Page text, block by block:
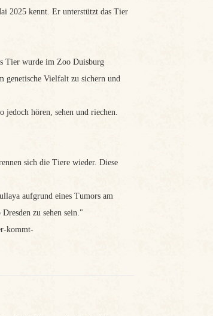
2025 kennt. Er unterstützt das Tier
Tier wurde im Zoo Duisburg
genetische Vielfalt zu sichern und
hören, sehen und riechen.
sich die Tiere wieder. Diese
aufgrund eines Tumors am
zu sehen sein."
kommt-